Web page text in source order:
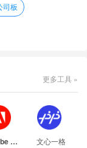
司板
更多工具 »
Adobe Firefly 文心一格